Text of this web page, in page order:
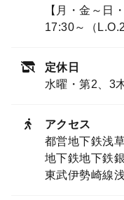
【月・金～日
17:30～（
定休日
水曜・第2、3
アクセス
都営地下鉄浅
地下鉄地下鉄
東武伊勢崎線